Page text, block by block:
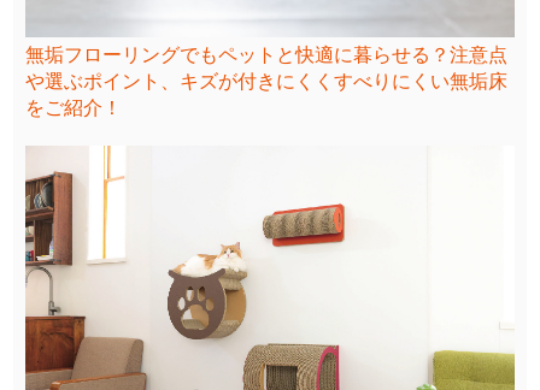
無垢フローリングでもペットと快適に暮らせる？注意点
や選ぶポイント、キズが付きにくくすべりにくい無垢床
をご紹介！